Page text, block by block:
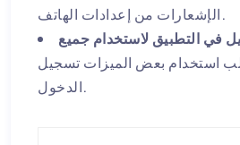
الإشعارات من إعدادات الهاتف.
في التطبيق لاستخدام جميع
استخدام بعض الميزات تسجيل
الدخول.